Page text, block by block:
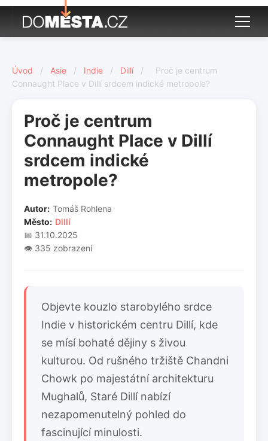
Úvod / Asie / Indie / Dillí /
Proč je centrum
Connaught Place v Dillí srdcem indické metropole?
Proč je centrum
Connaught Place v Dillí
srdcem indické
metropole?
Autor: Tomáš Rohlena
Město: Dillí
📅 31.10.2025
👁️ 335 zobrazení
Objevte kouzlo starobylého srdce
Indie v historickém centru Dillí, kde
se mísí bohaté dějiny s živou
kulturou. Od rušného tržiště Chandni
Chowk po majestátní architekturu
Mughalů, Staré Dillí nabízí
nezapomenutelný pohled do
fascinující minulosti.